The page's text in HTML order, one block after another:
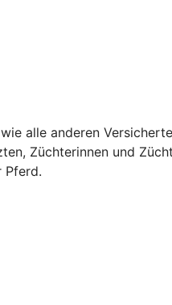
alle anderen
Züchterinnen und
Pferd.